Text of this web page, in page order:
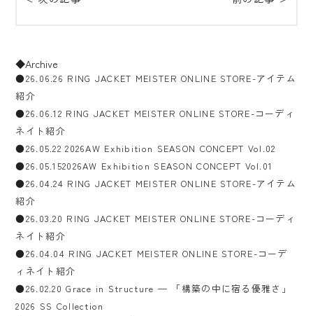
◆Archive
●26.06.26 RING JACKET MEISTER ONLINE STORE-アイテム
紹介
●26.06.12 RING JACKET MEISTER ONLINE STORE-コーディ
ネイト紹介
●26.05.22 2026AW Exhibition SEASON CONCEPT Vol.02
●26.05.152026AW Exhibition SEASON CONCEPT Vol.01
●26.04.24 RING JACKET MEISTER ONLINE STORE-アイテム
紹介
●26.03.20 RING JACKET MEISTER ONLINE STORE-コーディ
ネイト紹介
●26.04.04 RING JACKET MEISTER ONLINE STORE-コーデ
ィネイト紹介
●26.02.20 Grace in Structure — 「構築の中に宿る優雅さ」
2026 SS Collection